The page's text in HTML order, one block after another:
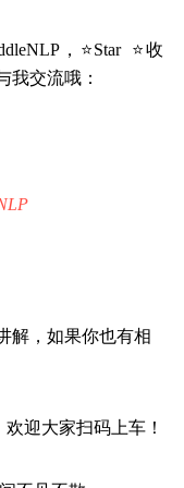
，⭐️Star ⭐️收
我交流哦：
解，如果你也有相
迎大家扫码上车！